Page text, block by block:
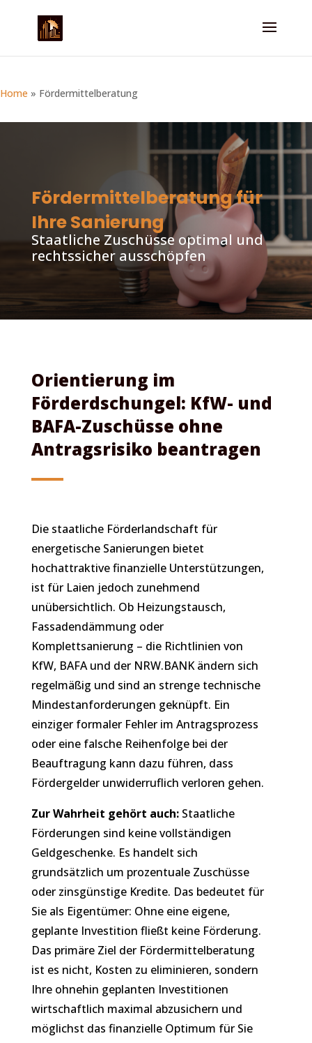
Home » Fördermittelberatung
Fördermittelberatung für
Ihre Sanierung
Staatliche Zuschüsse optimal und
rechtssicher ausschöpfen
Orientierung im
Förderdschungel: KfW- und
BAFA-Zuschüsse ohne
Antragsrisiko beantragen
Die staatliche Förderlandschaft für
energetische Sanierungen bietet
hochattraktive finanzielle Unterstützungen,
ist für Laien jedoch zunehmend
unübersichtlich. Ob Heizungstausch,
Fassadendämmung oder
Komplettsanierung – die Richtlinien von
KfW, BAFA und der NRW.BANK ändern sich
regelmäßig und sind an strenge technische
Mindestanforderungen geknüpft. Ein
einziger formaler Fehler im Antragsprozess
oder eine falsche Reihenfolge bei der
Beauftragung kann dazu führen, dass
Fördergelder unwiderruflich verloren gehen.
Zur Wahrheit gehört auch:Staatliche
Förderungen sind keine vollständigen
Geldgeschenke. Es handelt sich
grundsätzlich um prozentuale Zuschüsse
oder zinsgünstige Kredite. Das bedeutet für
Sie als Eigentümer: Ohne eine eigene,
geplante Investition fließt keine Förderung.
Das primäre Ziel der Fördermittelberatung
ist es nicht, Kosten zu eliminieren, sondern
Ihre ohnehin geplanten Investitionen
wirtschaftlich maximal abzusichern und
möglichst das finanzielle Optimum für Sie